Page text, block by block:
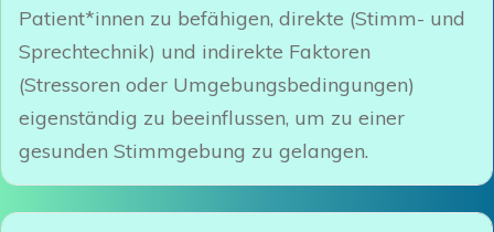
Patient*innen zu befähigen, direkte (Stimm- und
Sprechtechnik) und indirekte Faktoren
(Stressoren oder Umgebungsbedingungen)
eigenständig zu beeinflussen, um zu einer
gesunden Stimmgebung zu gelangen.